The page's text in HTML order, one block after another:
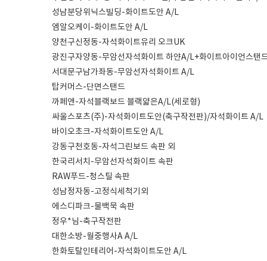
성남분당위닉스빌딩-화이트도안 A/L
엠알오케이-화이트도안 A/L
양천구신정동-자석화이트유리 오크UK
광진구자양동-무암선자석화이트 하얀A/L+화이트아이언스탠
서대문구남가좌동-무암선자석화이트 A/L
탑커머스-단면스탠드
까페앤-자석블랙보드 블랙얇은A/L(세로형)
싸울스포츠(주)-자석화이트도안(축구작전판)/자석화이트 A/L
바이오초크-자석화이트도안 A/L
강동구천호동-자석그린보드 속판 외
한국리서치-무암선자석화이트 속판
RAW푸드-청스틸 속판
성남정자동-고정식세척기외
에스디파크-물백묵 속판
정우*님-축구작전판
대한소방-월중행사A A/L
한화토탈인테리어-자석화이트도안 A/L